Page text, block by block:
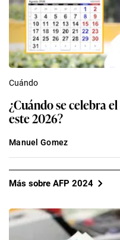
Cuándo
¿Cuándo se celebra
este 2026?
Manuel Gomez
Más sobre AFP 2024